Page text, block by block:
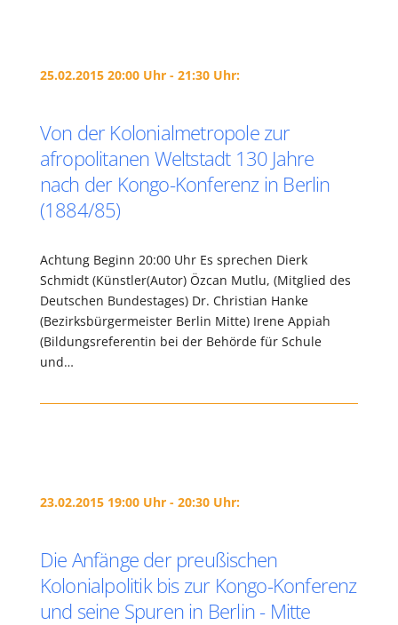
25.02.2015 20:00 Uhr - 21:30 Uhr:
Von der Kolonialmetropole zur
afropolitanen Weltstadt 130 Jahre
nach der Kongo-Konferenz in Berlin
(1884/85)
Achtung Beginn 20:00 Uhr Es sprechen Dierk
Schmidt (Künstler(Autor) Özcan Mutlu, (Mitglied des
Deutschen Bundestages) Dr. Christian Hanke
(Bezirksbürgermeister Berlin Mitte) Irene Appiah
(Bildungsreferentin bei der Behörde für Schule
und…
23.02.2015 19:00 Uhr - 20:30 Uhr:
Die Anfänge der preußischen
Kolonialpolitik bis zur Kongo-Konferenz
und seine Spuren in Berlin - Mitte